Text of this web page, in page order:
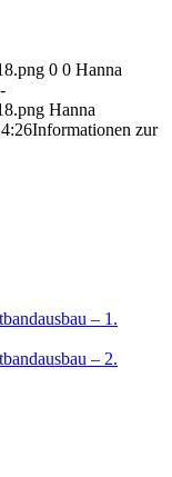
0 0 Hanna
Hanna
Informationen zur
– 1.
– 2.